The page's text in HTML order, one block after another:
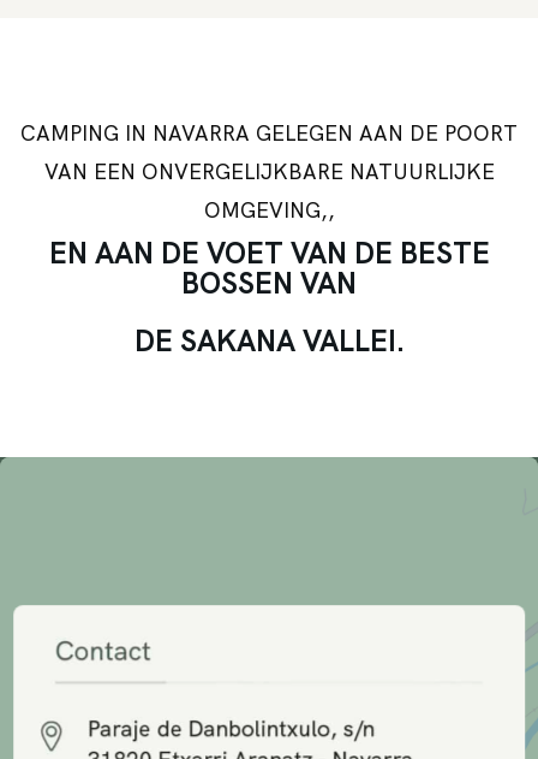
CAMPING IN NAVARRA GELEGEN AAN DE POORT
VAN EEN ONVERGELIJKBARE NATUURLIJKE
OMGEVING,,
EN AAN DE VOET VAN DE BESTE
BOSSEN VAN
DE SAKANA VALLEI.